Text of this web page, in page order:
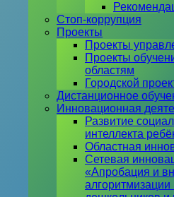
Стоп-коррупция
Проекты
Проекты
Проекты
областям
Городской
Дистанционное
Инновационная
Развитие
интеллекта
Областная
Сетевая
«Апробация и